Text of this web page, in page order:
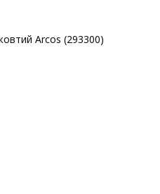
Arcos (293300)